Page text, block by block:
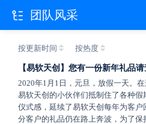
按更新时间 按热度
【易软天创】您有一份新年礼品
2020年1月1日，元旦，放假一天。
易软天创的小伙伴们抵制住了各种
仪式感，延续了易软天创每年为客
分客户的礼品仍在路上奔波，为了保
团队风采